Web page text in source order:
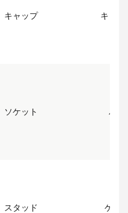
キャップ キャッ
ソケット バネ
スタッド ゲン